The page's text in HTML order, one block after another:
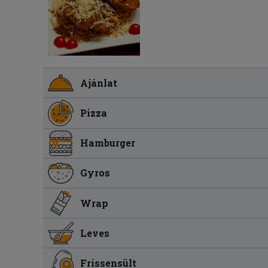
Ajánlat
Pizza
Hamburger
Gyros
Wrap
Leves
Frissensült